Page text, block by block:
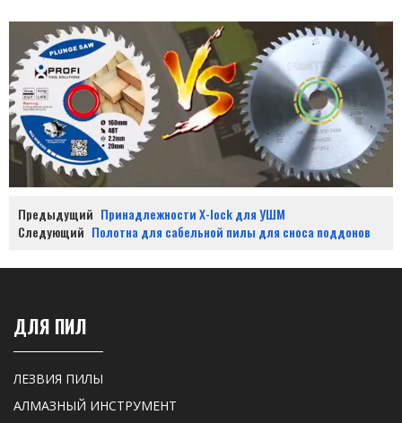
Предыдущий Принадлежности X-lock для УШМ
Следующий Полотна для сабельной пилы для сноса поддонов
ДЛЯ ПИЛ
ЛЕЗВИЯ ПИЛЫ
АЛМАЗНЫЙ ИНСТРУМЕНТ